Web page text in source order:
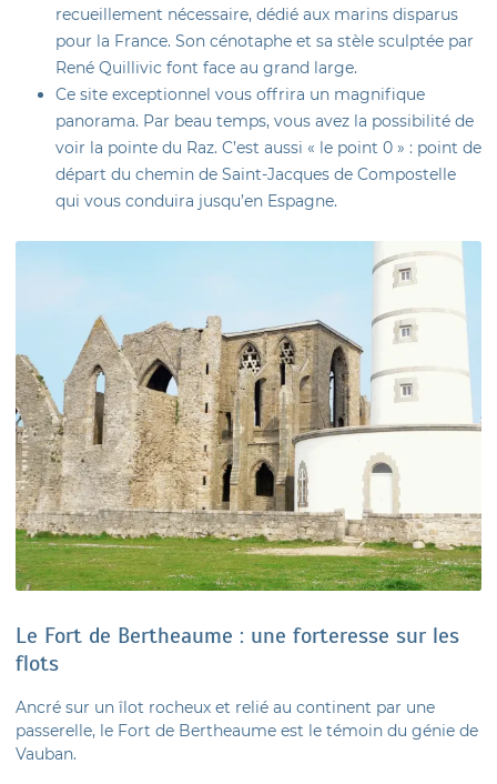
recueillement nécessaire, dédié aux marins disparus
pour la France. Son cénotaphe et sa stèle sculptée par
René Quillivic font face au grand large.
Ce site exceptionnel vous offrira un magnifique
panorama. Par beau temps, vous avez la possibilité de
voir la pointe du Raz. C’est aussi « le point 0 » : point de
départ du chemin de Saint-Jacques de Compostelle
qui vous conduira jusqu’en Espagne.
Le Fort de Bertheaume : une forteresse sur les
flots
Ancré sur un îlot rocheux et relié au continent par une
passerelle, le Fort de Bertheaume est le témoin du génie de
Vauban.